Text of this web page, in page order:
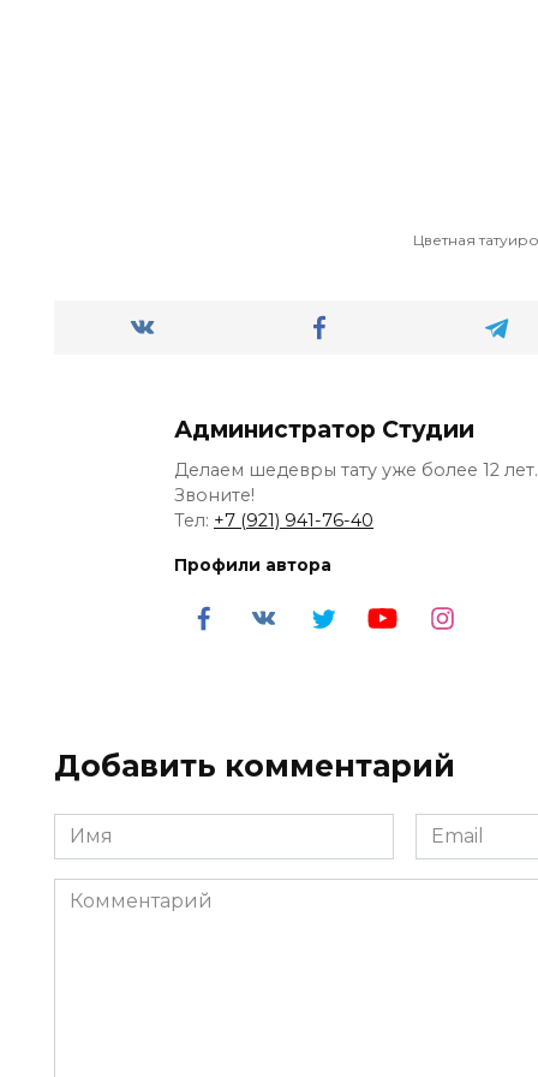
Цветная
Администратор Студии
Делаем шедевры тату уже более 12 лет.
Звоните!
Тел: +7 (921) 941-76-40
Профили автора
Добавить комментарий
Имя
*
Email
*
Комментарий